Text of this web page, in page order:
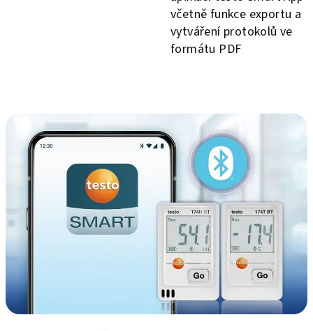
včetně funkce exportu a
vytváření protokolů ve
formátu PDF